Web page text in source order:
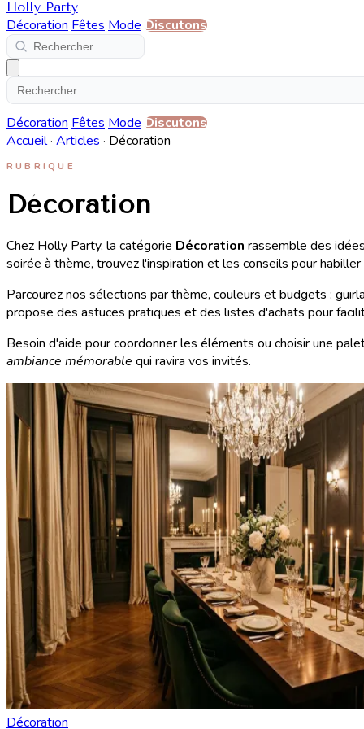
Holly Party
Décoration Fêtes Mode Discutons
Décoration Fêtes Mode Discutons
Accueil· Articles · Décoration
RUBRIQUE
Décoration
Chez Holly Party, la catégorie Décoration rassemble des
soirée à thème, trouvez l'inspiration et les conseils pour
Parcourez nos sélections par thème, couleurs et budgets :
propose des astuces pratiques et des listes d'achats pour
Besoin d'aide pour coordonner les éléments ou choisir une
ambiance mémorable qui ravira vos invités.
Décoration